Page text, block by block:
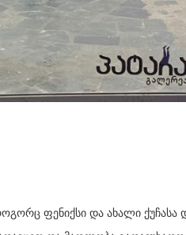
ფენიქსი და ახალი ქუჩასა